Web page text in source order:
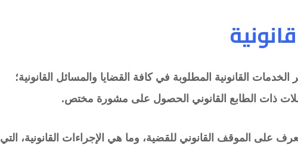
القانونية المطلوبة في كافة القضايا والمسائل القانونية؛
ذات الطابع القانوني الحصول على مشورة مختص.
على الموقف القانوني للقضية، وما هي الإجراءات القانونية، التي